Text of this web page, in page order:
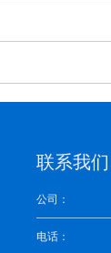
联系我们
公司：
电话：